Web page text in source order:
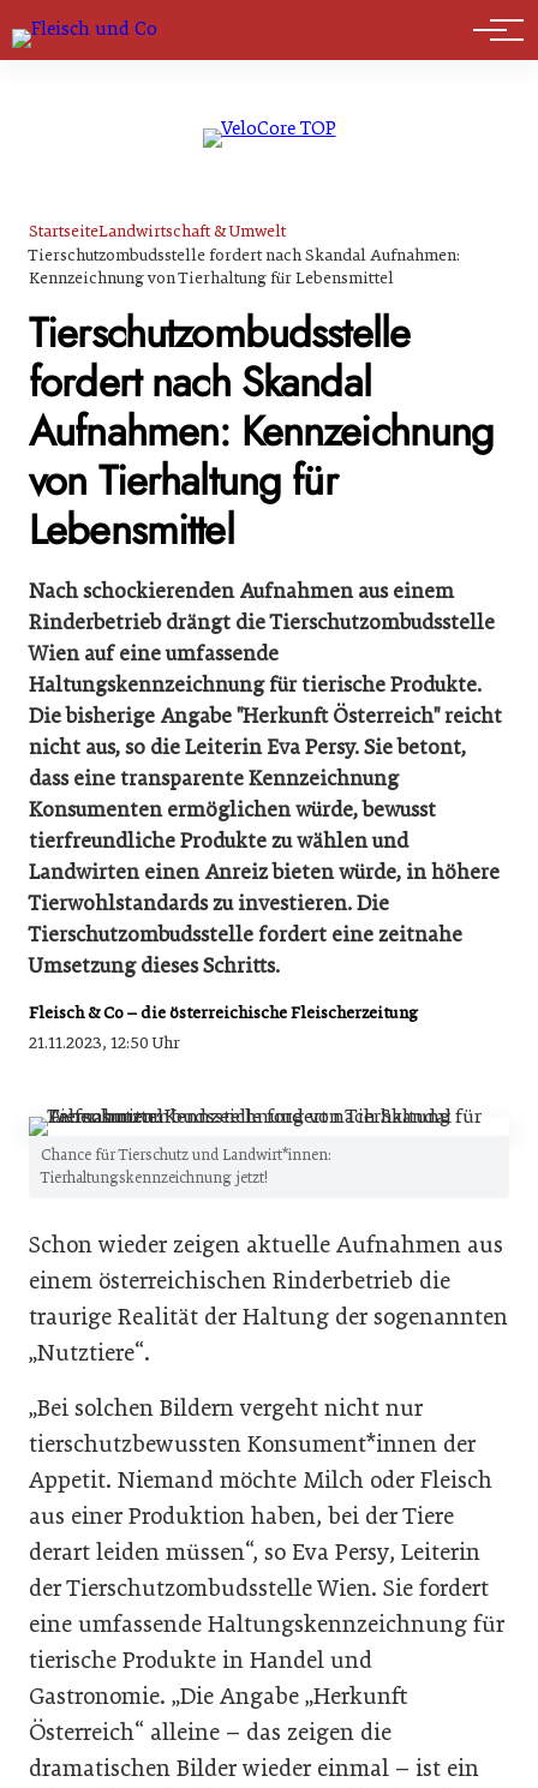
Marktführer
StartseiteLandwirtschaft & Umwelt
Tierschutzombudsstelle fordert nach Skandal Aufnahmen:
Kennzeichnung von Tierhaltung für Lebensmittel
Tierschutzombudsstelle
fordert nach Skandal
Aufnahmen: Kennzeichnung
von Tierhaltung für
Lebensmittel
Nach schockierenden Aufnahmen aus einem
Rinderbetrieb drängt die Tierschutzombudsstelle
Wien auf eine umfassende
Haltungskennzeichnung für tierische Produkte.
Die bisherige Angabe "Herkunft Österreich" reicht
nicht aus, so die Leiterin Eva Persy. Sie betont,
dass eine transparente Kennzeichnung
Konsumenten ermöglichen würde, bewusst
tierfreundliche Produkte zu wählen und
Landwirten einen Anreiz bieten würde, in höhere
Tierwohlstandards zu investieren. Die
Tierschutzombudsstelle fordert eine zeitnahe
Umsetzung dieses Schritts.
Fleisch & Co – die österreichische Fleischerzeitung
21.11.2023, 12:50 Uhr
Chance für Tierschutz und Landwirt*innen:
Tierhaltungskennzeichnung jetzt!
Schon wieder zeigen aktuelle Aufnahmen aus
einem österreichischen Rinderbetrieb die
traurige Realität der Haltung der sogenannten
„Nutztiere“.
„Bei solchen Bildern vergeht nicht nur
tierschutzbewussten Konsument*innen der
Appetit. Niemand möchte Milch oder Fleisch
aus einer Produktion haben, bei der Tiere
derart leiden müssen“, so Eva Persy, Leiterin
der Tierschutzombudsstelle Wien. Sie fordert
eine umfassende Haltungskennzeichnung für
tierische Produkte in Handel und
Gastronomie. „Die Angabe „Herkunft
Österreich“ alleine – das zeigen die
dramatischen Bilder wieder einmal – ist ein